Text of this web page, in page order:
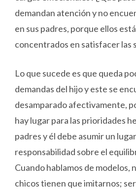
demandan atención y no
en sus padres, porque ellos
concentrados en satisfacer las
Lo que sucede es que queda
demandas del hijo y este se
desamparado afectivamente,
hay lugar para las prioridades
padres y él debe asumir un
responsabilidad sobre el
Cuando hablamos de modelos,
chicos tienen que imitarnos;